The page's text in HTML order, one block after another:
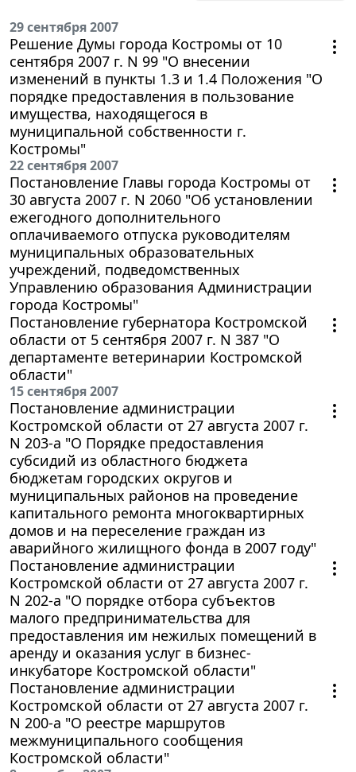
29 сентября 2007
Решение Думы города Костромы от 10
сентября 2007 г. N 99 "О внесении
изменений в пункты 1.3 и 1.4 Положения "О
порядке предоставления в пользование
имущества, находящегося в
муниципальной собственности г.
Костромы"
22 сентября 2007
Постановление Главы города Костромы от
30 августа 2007 г. N 2060 "Об установлении
ежегодного дополнительного
оплачиваемого отпуска руководителям
муниципальных образовательных
учреждений, подведомственных
Управлению образования Администрации
города Костромы"
Постановление губернатора Костромской
области от 5 сентября 2007 г. N 387 "О
департаменте ветеринарии Костромской
области"
15 сентября 2007
Постановление администрации
Костромской области от 27 августа 2007 г.
N 203-а "О Порядке предоставления
субсидий из областного бюджета
бюджетам городских округов и
муниципальных районов на проведение
капитального ремонта многоквартирных
домов и на переселение граждан из
аварийного жилищного фонда в 2007 году"
Постановление администрации
Костромской области от 27 августа 2007 г.
N 202-а "О порядке отбора субъектов
малого предпринимательства для
предоставления им нежилых помещений в
аренду и оказания услуг в бизнес-
инкубаторе Костромской области"
Постановление администрации
Костромской области от 27 августа 2007 г.
N 200-а "О реестре маршрутов
межмуниципального сообщения
Костромской области"